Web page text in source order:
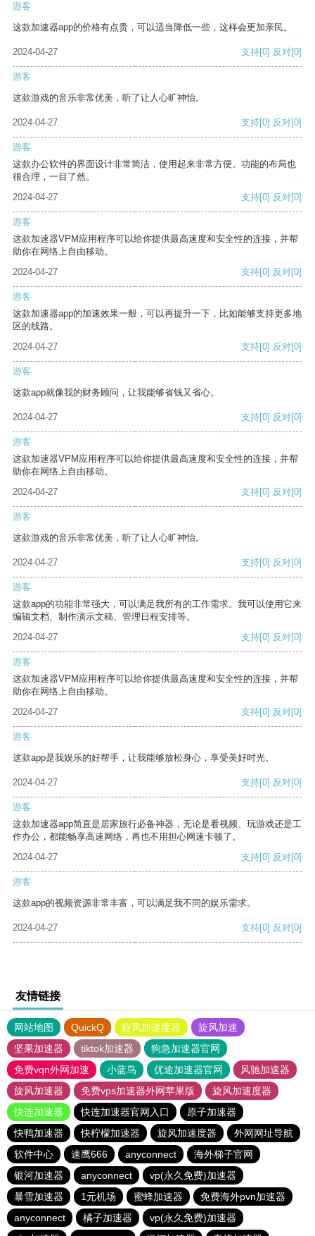
游客
这款加速器app的价格有点贵，可以适当降低一些，这样会更加亲民。
2024-04-27 支持[0] 反对[0]
游客
这款游戏的音乐非常优美，听了让人心旷神怡。
2024-04-27 支持[0] 反对[0]
游客
这款办公软件的界面设计非常简洁，使用起来非常方便。功能的布局也
很合理，一目了然。
2024-04-27
支持[0] 反对[0]
游客
这款加速器VPM应用程序可以给你提供最高速度和安全性的连接，并帮
助你在网络上自由移动。
2024-04-27
支持[0] 反对[0]
游客
这款加速器app的加速效果一般，可以再提升一下，比如能够支持更多地
区的线路。
2024-04-27
支持[0] 反对[0]
游客
这款app就像我的财务顾问，让我能够省钱又省心。
2024-04-27 支持[0] 反对[0]
游客
这款加速器VPM应用程序可以给你提供最高速度和安全性的连接，并帮
助你在网络上自由移动。
2024-04-27
支持[0] 反对[0]
游客
这款游戏的音乐非常优美，听了让人心旷神怡。
2024-04-27 支持[0] 反对[0]
游客
这款app的功能非常强大，可以满足我所有的工作需求。我可以使用它来
编辑文档、制作演示文稿、管理日程安排等。
2024-04-27
支持[0] 反对[0]
游客
这款加速器VPM应用程序可以给你提供最高速度和安全性的连接，并帮
助你在网络上自由移动。
2024-04-27
支持[0] 反对[0]
游客
这款app是我娱乐的好帮手，让我能够放松身心，享受美好时光。
2024-04-27 支持[0] 反对[0]
游客
这款加速器app简直是居家旅行必备神器，无论是看视频、玩游戏还是工
作办公，都能畅享高速网络，再也不用担心网速卡顿了。
2024-04-27
支持[0] 反对[0]
游客
这款app的视频资源非常丰富，可以满足我不同的娱乐需求。
2024-04-27 支持[0] 反对[0]
友情链接
网站地图 QuickQ 旋风加速度器
旋风加速
坚果加速器
tiktok加速器
狗急加速器官网
免费vqn外网加速
小蓝鸟 优途加速器官网
风驰加速器
旋风加速器
免费vps加速器外网苹果版
旋风加速度器
快连加速器
快连加速器官网入口
原子加速器
快鸭加速器
快柠檬加速器 旋风加速度器
外网网址导航
软件中心
速鹰666 anyconnect
海外梯子官网
银河加速器
anyconnect
vp(永久免费)加速器
暴雪加速器
1元机场 蜜蜂加速器
免费海外pvn加速器
anyconnect
橘子加速器
vp(永久免费)加速器